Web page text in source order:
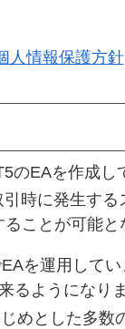
人情報保護方針
のEAを作成
時に発生す
ことが可能と
を運用して
るようになり
めとした多数